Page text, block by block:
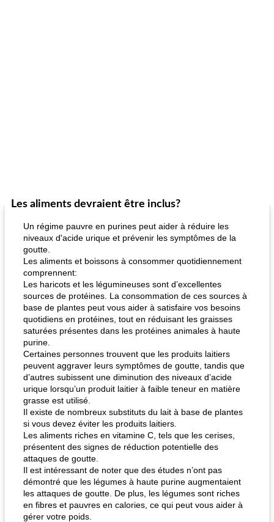
Les aliments devraient être inclus?
Un régime pauvre en purines peut aider à réduire les
niveaux d'acide urique et prévenir les symptômes de la
goutte.
Les aliments et boissons à consommer quotidiennement
comprennent:
Les haricots et les légumineuses sont d’excellentes
sources de protéines. La consommation de ces sources à
base de plantes peut vous aider à satisfaire vos besoins
quotidiens en protéines, tout en réduisant les graisses
saturées présentes dans les protéines animales à haute
purine.
Certaines personnes trouvent que les produits laitiers
peuvent aggraver leurs symptômes de goutte, tandis que
d’autres subissent une diminution des niveaux d’acide
urique lorsqu’un produit laitier à faible teneur en matière
grasse est utilisé.
Il existe de nombreux substituts du lait à base de plantes
si vous devez éviter les produits laitiers.
Les aliments riches en vitamine C, tels que les cerises,
présentent des signes de réduction potentielle des
attaques de goutte.
Il est intéressant de noter que des études n’ont pas
démontré que les légumes à haute purine augmentaient
les attaques de goutte. De plus, les légumes sont riches
en fibres et pauvres en calories, ce qui peut vous aider à
gérer votre poids.